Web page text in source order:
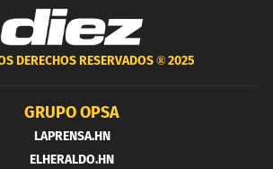
DERECHOS RESERVADOS ®2025
GRUPO OPSA
LAPRENSA.HN
ELHERALDO.HN